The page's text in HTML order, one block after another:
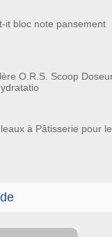
it bloc note pansement
O.R.S. Scoop
à Pâtisserie pour